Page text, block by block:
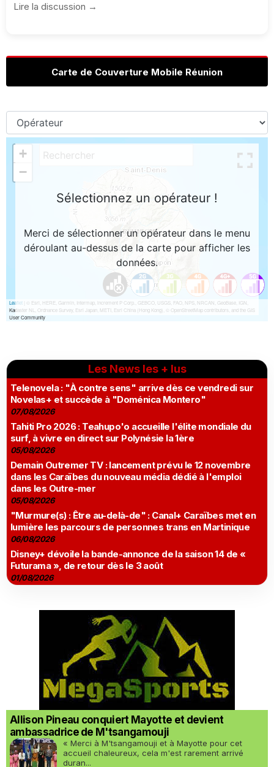
Lire la discussion →
Carte de Couverture Mobile Réunion
Les News les + lus
Telenovela : "À contre sens" arrive dès ce vendredi sur
Novelas+ et succède à "Doménica Montero"
07/08/2026
Tahiti Pro 2026 : Teahupo'o accueille l'élite mondiale du
surf, à vivre en direct sur Polynésie la 1ère
05/08/2026
Demain Outremer TV : lancement prévu le 12 novembre
dans les Caraïbes du nouveau média dédié à l'emploi
dans les Outre-mer
05/08/2026
"Murmure(s) : Être au-delà-de" : Canal+ Caraïbes met en
lumière les parcours de personnes trans en Martinique
06/08/2026
Disney+ dévoile la bande-annonce de la saison 14 de «
Futurama », de retour dès le 3 août
01/08/2026
Allison Pineau conquiert Mayotte et devient
ambassadrice de M'tsangamouji
« Merci à M'tsangamouji et à Mayotte pour cet
accueil chaleureux, cela m'est rarement arrivé
duran...